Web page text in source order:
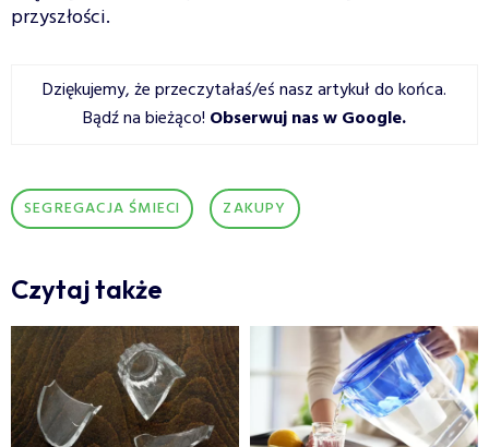
przyszłości.
Dziękujemy, że przeczytałaś/eś nasz artykuł do końca.
Bądź na bieżąco! Obserwuj nas w Google.
SEGREGACJA ŚMIECI ZAKUPY
Czytaj także